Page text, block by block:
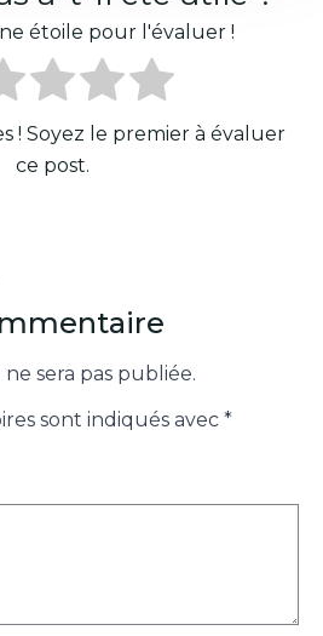
étoile pour l'évaluer !
! Soyez le premier à évaluer
ce post.
sera pas publiée.
sont indiqués avec *